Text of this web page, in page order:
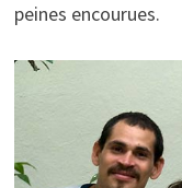
peines encourues.